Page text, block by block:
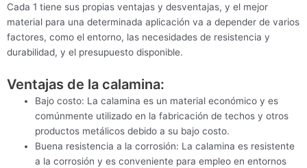
Cada 1 tiene sus propias ventajas y desventajas, y el mejor
material para una determinada aplicación va a depender de varios
factores, como el entorno, las necesidades de resistencia y
durabilidad, y el presupuesto disponible.
Ventajas de la calamina:
Bajo costo: La calamina es un material económico y es
comúnmente utilizado en la fabricación de techos y otros
productos metálicos debido a su bajo costo.
Buena resistencia a la corrosión: La calamina es resistente
a la corrosión y es conveniente para empleo en entornos